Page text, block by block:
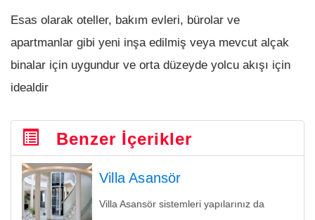
Esas olarak oteller, bakım evleri, bürolar ve
apartmanlar gibi yeni inşa edilmiş veya mevcut alçak
binalar için uygundur ve orta düzeyde yolcu akışı için
idealdir
Benzer İçerikler
Villa Asansör
Villa Asansör sistemleri yapılarınız da